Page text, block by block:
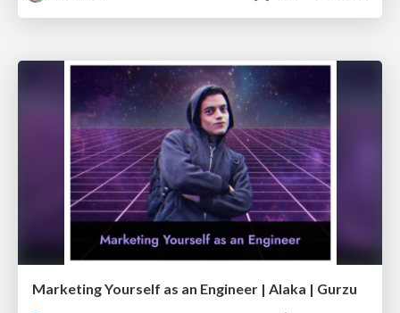
Marketing Yourself as an Engineer | Alaka | Gurzu